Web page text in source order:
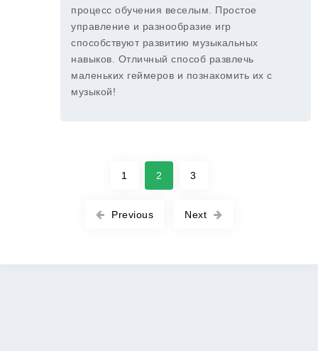
процесс обучения веселым. Простое
управление и разнообразие игр
способствуют развитию музыкальных
навыков. Отличный способ развлечь
маленьких геймеров и познакомить их с
музыкой!
Previous
1 2 3
Next